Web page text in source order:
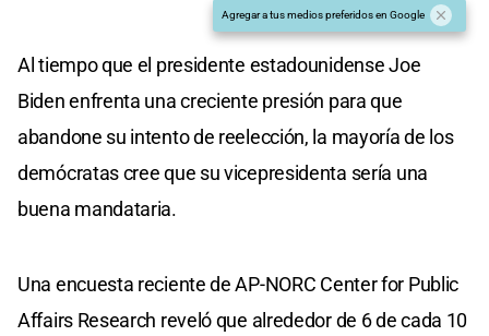
Agregar a tus medios preferidos en Google
Al tiempo que el presidente estadounidense Joe
Biden enfrenta una creciente presión para que
abandone su intento de reelección, la mayoría de los
demócratas cree que su vicepresidenta sería una
buena mandataria.
Una encuesta reciente de AP-NORC Center for Public
Affairs Research reveló que alrededor de 6 de cada 10